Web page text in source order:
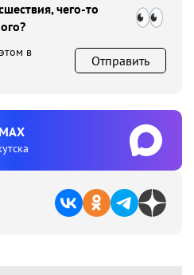
чего-то
в
Отправить